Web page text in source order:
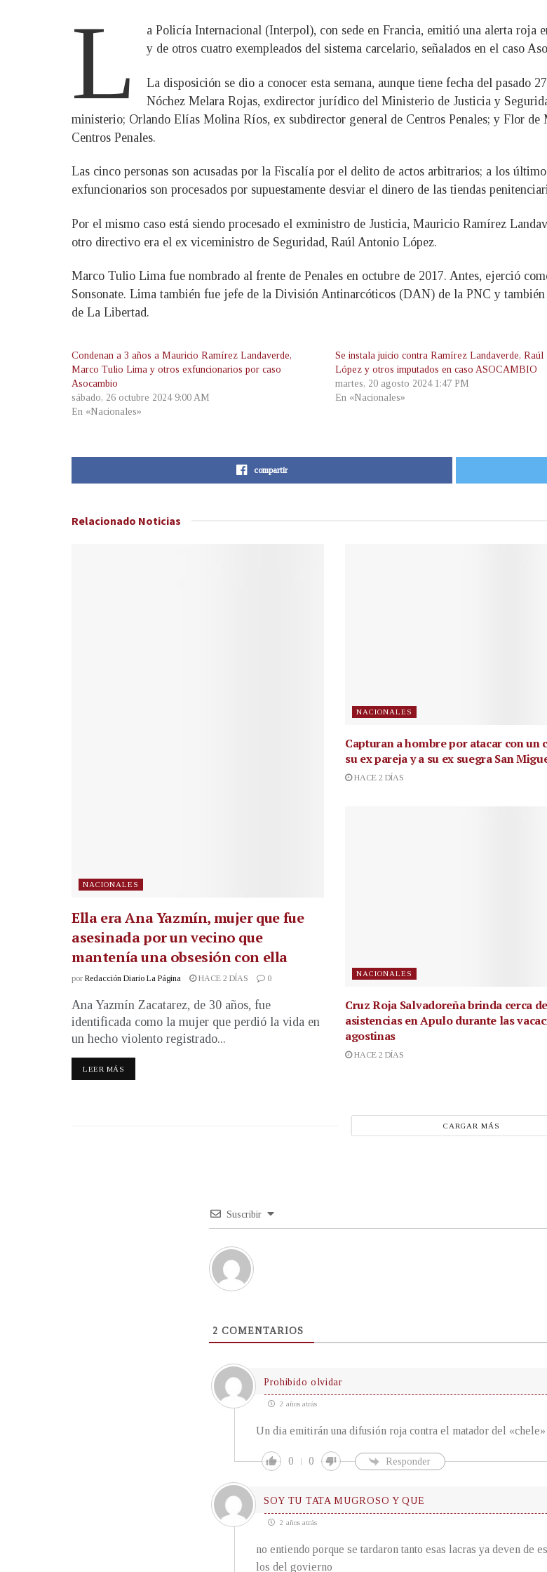
L
a Policía Internacional (Interpol), con sede en Francia, emitió una alerta roja
y de otros cuatro exempleados del sistema carcelario, señalados en el caso
La disposición se dio a conocer esta semana, aunque tiene fecha del pasado
Nóchez Melara Rojas, exdirector jurídico del Ministerio de Justicia y
ministerio; Orlando Elías Molina Ríos, ex subdirector general de Centros Penales; y Flor
Centros Penales.
Las cinco personas son acusadas por la Fiscalía por el delito de actos arbitrarios; a los
exfuncionarios son procesados por supuestamente desviar el dinero de las tiendas
Por el mismo caso está siendo procesado el exministro de Justicia, Mauricio Ramírez
otro directivo era el ex viceministro de Seguridad, Raúl Antonio López.
Marco Tulio Lima fue nombrado al frente de Penales en octubre de 2017. Antes, ejerció
Sonsonate. Lima también fue jefe de la División Antinarcóticos (DAN) de la PNC y
de La Libertad.
Condenan a 3 años a Mauricio Ramírez Landaverde,
Marco Tulio Lima y otros exfuncionarios por caso
Asocambio
sábado, 26 octubre 2024 9:00 AM
En «Nacionales»
Se instala juicio contra Ramírez Landaverde, Raúl
López y otros imputados en caso ASOCAMBIO
martes, 20 agosto 2024 1:47 PM
En «Nacionales»
compartir
Relacionado Noticias
NACIONALES
Ella era Ana Yazmín, mujer que fue
asesinada por un vecino que
mantenía una obsesión con ella
por Redacción Diario La Página HACE 2 DÍAS 0
Ana Yazmín Zacatarez, de 30 años, fue
identificada como la mujer que perdió la vida en
un hecho violento registrado...
LEER MÁS
NACIONALES
Capturan a hombre por atacar con un
su ex pareja y a su ex suegra San
HACE 2 DÍAS
NACIONALES
Cruz Roja Salvadoreña brinda cerca
asistencias en Apulo durante las
agostinas
HACE 2 DÍAS
CARGAR MÁS
Suscribir
2 COMENTARIOS
Prohibido olvidar
2 años atrás
Un dia emitirán una difusión roja contra el matador del «chele»
0 0 Responder
SOY TU TATA MUGROSO Y QUE
2 años atrás
no entiendo porque se tardaron tanto esas lacras ya deven de
los del govierno